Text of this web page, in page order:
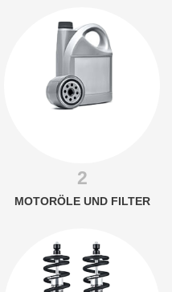
2
MOTORÖLE UND FILTER